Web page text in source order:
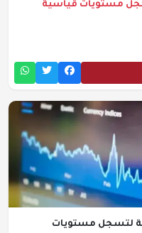
مستويات قياسية
لتسجل مستويات